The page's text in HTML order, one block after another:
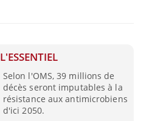
L'ESSENTIEL
Selon l'OMS, 39 millions de
décès seront imputables à la
résistance aux antimicrobiens
d'ici 2050.